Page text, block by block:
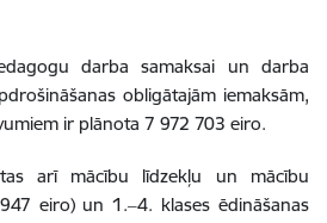
darba samaksai un darba
obligātajām iemaksām,
ir plānota 7 972 703 eiro.
arī mācību līdzekļu un mācību
eiro) un 1.‒4. klases ēdināšanas